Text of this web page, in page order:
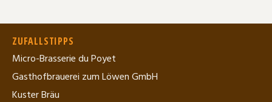
ZUFALLSTIPPS
Micro-Brasserie du Poyet
Gasthofbrauerei zum Löwen GmbH
Kuster Bräu